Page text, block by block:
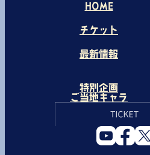
HOME
チケット
最新情報
特別企画
ご当地キャラ